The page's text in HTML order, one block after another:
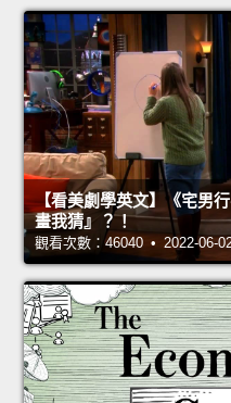
【看美劇學英文】《宅男
畫我猜』？！
觀看次數：46040 • 2022-06-